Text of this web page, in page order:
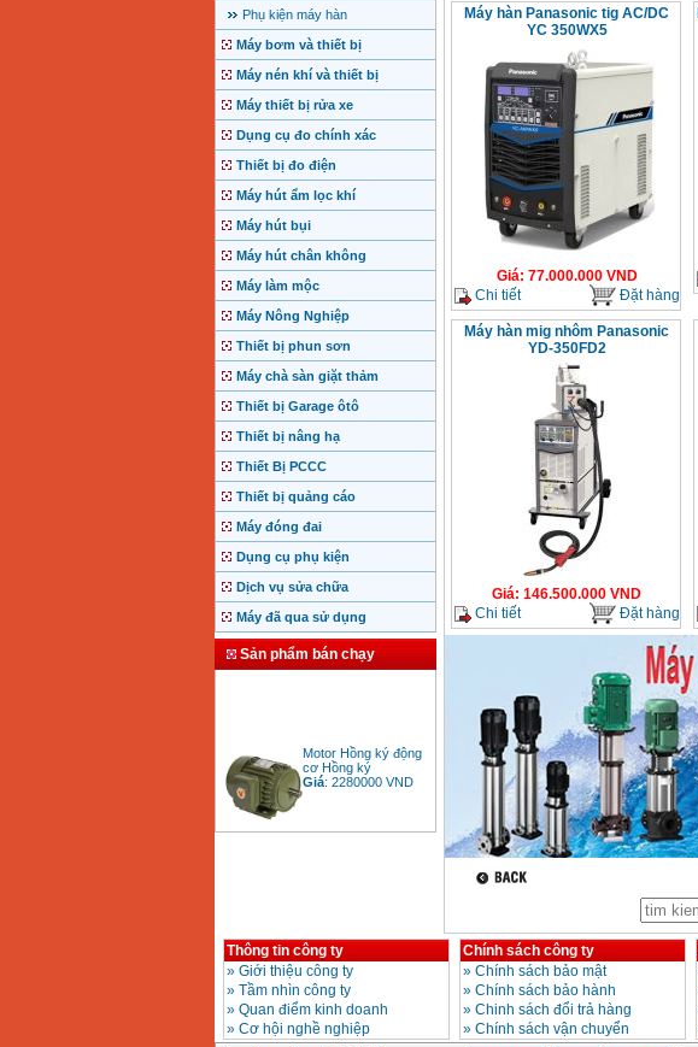
Phụ kiện máy hàn
Máy bơm và thiết bị
Máy nén khí và thiết bị
Máy thiết bị rửa xe
Dụng cụ đo chính xác
Thiết bị đo điện
Máy hút ẩm lọc khí
Máy hút bụi
Máy hút chân không
Máy làm mộc
Máy Nông Nghiệp
Thiết bị phun sơn
Máy chà sàn giặt thảm
Thiết bị Garage ôtô
Thiết bị nâng hạ
Thiết Bị PCCC
Thiết bị quảng cáo
Máy đóng đai
Dụng cụ phụ kiện
Dịch vụ sửa chữa
Máy đã qua sử dụng
Sản phẩm bán chạy
cơ Hồng ký
Giá:2280000
Bảng giá mũi khoan
rút lõi bê tông
Giá:330000
Máy hàn Panasonic tig AC/DC
YC 350WX5
Giá: 77.000.000VND
Chi tiết
Đặt hàng
Máy hàn mig nhôm Panasonic
YD-350FD2
Giá: 146.500.000 VND
Chi tiết
Đặt hàng
Thông tin công ty
» Giới thiệu công ty
» Tầm nhìn công ty
» Quan điểm kinh doanh
» Cơ hội nghề nghiệp
Chính sách công ty
» Chính sách bảo mật
» Chính sách bảo hành
» Chinh sách đổi trả hàng
» Chính sách vận chuyển